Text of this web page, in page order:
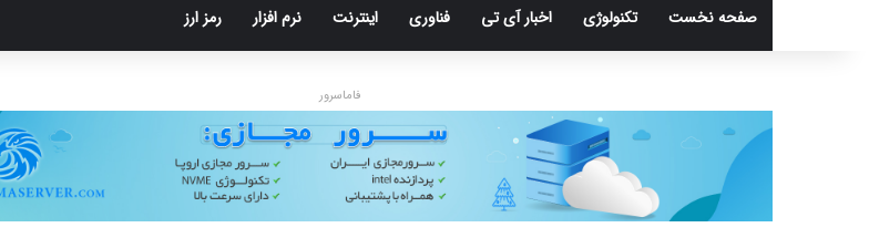
صفحه نخست تکنولوژی اخبار آی تی فناوری اینترنت نرم افزار رمز ارز
فاماسرور